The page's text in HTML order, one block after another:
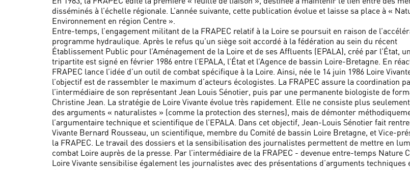
disséminés à l’échelle régionale. L’année suivante, cette publication évolue et laisse sa place à «
Environnement en région Centre ».
Entre-temps, l’engagement militant de la FRAPEC relatif à la Loire se poursuit en raison de
programme hydraulique. Après le refus qu’un siège soit accordé à la fédération au sein du récent
Établissement Public pour l’Aménagement de la Loire et de ses Affluents (EPALA), créé par l’État,
tripartite est signé en février 1986 entre l’EPALA, l’État et l’Agence de bassin Loire-Bretagne. En
FRAPEC lance l’idée d’un outil de combat spécifique à la Loire. Ainsi, née le 14 juin 1986 Loire
l’objectif est de rassembler le maximum d’acteurs écologistes. La FRAPEC assure la coordination
l’intermédiaire de son représentant Jean Louis Sénotier, puis par une permanente biologiste de
Christine Jean. La stratégie de Loire Vivante évolue très rapidement. Elle ne consiste plus
des arguments « naturalistes » (comme la protection des sternes), mais de démonter
l’argumentaire technique et scientifique de l’EPALA. Dans cet objectif, Jean-Louis Sénotier fait
Vivante Bernard Rousseau, un scientifique, membre du Comité de bassin Loire Bretagne, et Vice-
la FRAPEC. Le travail des dossiers et la sensibilisation des journalistes permettent de mettre en
combat Loire auprès de la presse. Par l’intermédiaire de la FRAPEC - devenue entre-temps Nature
Loire Vivante sensibilise également les journalistes avec des présentations d’arguments techniques